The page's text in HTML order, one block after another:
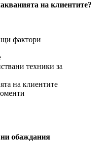
на клиентите?
фактори
техники за
на клиентите
обаждания